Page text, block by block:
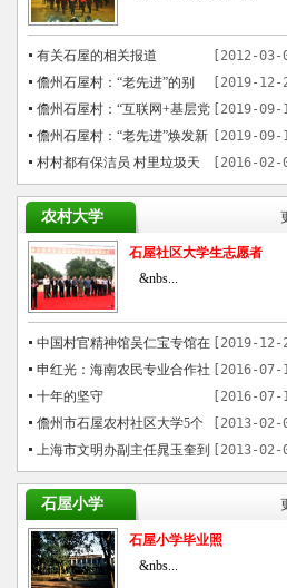
[2012-03-
有关石屋的相关报道
[2019-12-
儋州石屋村：“老先进”的别
样“穿越”
[2019-09-
儋州石屋村：“互联网+基层党
建”模式催热乡村游
[2019-09-
儋州石屋村：“老先进”焕发新
魅力
[2016-02-
村村都有保洁员 村里垃圾天
天运
农村大学
石屋社区大学生志愿者
&nbs...
[2019-12-
中国村官精神馆吴仁宝专馆在
儋州石屋村揭牌
[2016-07-
申红光：海南农民专业合作社
贷款的先行者
[2016-07-
十年的坚守
[2013-02-
儋州市石屋农村社区大学5个
月培训1000多农民
[2013-02-
上海市文明办副主任晁玉奎到
儋州市参观考察
石屋小学
石屋小学毕业照
&nbs...